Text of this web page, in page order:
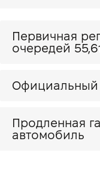
Первичная
очередей
Официальный
Продленная
автомобиль